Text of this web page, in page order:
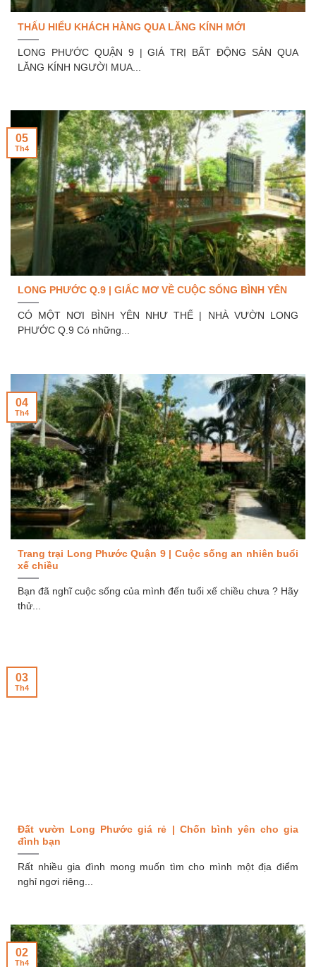
THẤU HIỂU KHÁCH HÀNG QUA LĂNG KÍNH MỚI
LONG PHƯỚC QUẬN 9 | GIÁ TRỊ BẤT ĐỘNG SẢN QUA
LĂNG KÍNH NGƯỜI MUA...
LONG PHƯỚC Q.9 | GIẤC MƠ VỀ CUỘC SỐNG BÌNH YÊN
CÓ MỘT NƠI BÌNH YÊN NHƯ THẾ | NHÀ VƯỜN LONG
PHƯỚC Q.9 Có những...
05
Th4
Trang trại Long Phước Quận 9 | Cuộc sống an nhiên buổi
xế chiều
Bạn đã nghĩ cuộc sống của mình đến tuổi xế chiều chưa ? Hãy
thử...
04
Th4
Đất vườn Long Phước giá rẻ | Chốn bình yên cho gia
đình bạn
Rất nhiều gia đình mong muốn tìm cho mình một địa điểm
nghỉ ngơi riêng...
03
Th4
02
Th4